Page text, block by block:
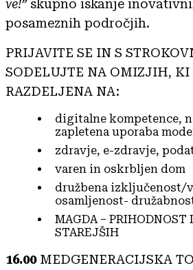
ve!” skupno iskanje
posameznih področjih.
PRIJAVITE SE IN S
SODELUJTE NA OMIZJIH, KI
RAZDELJENA NA:
digitalne kompetence,
zapletena uporaba
zdravje, e-zdravje,
varen in oskrbljen dom
družbena izključenost/
osamljenost-
MAGDA – PRIHODNOST
STAREJŠIH
16.00MEDGENERACIJSKA